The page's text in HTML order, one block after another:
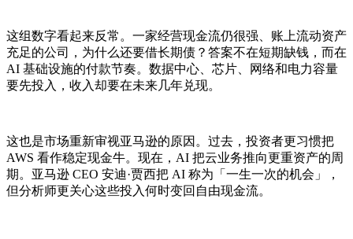
这组数字看起来反常。一家经营现金流仍很强、账上流动资产
充足的公司，为什么还要借长期债？答案不在短期缺钱，而在
AI 基础设施的付款节奏。数据中心、芯片、网络和电力容量
要先投入，收入却要在未来几年兑现。
这也是市场重新审视亚马逊的原因。过去，投资者更习惯把
AWS 看作稳定现金牛。现在，AI 把云业务推向更重资产的周
期。亚马逊 CEO 安迪·贾西把 AI 称为「一生一次的机会」，
但分析师更关心这些投入何时变回自由现金流。